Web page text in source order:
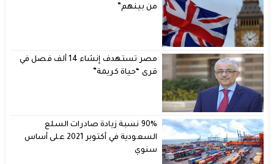
من بينهم”
مصر تستهدف إنشاء 14 ألف فصل في
قرى “حياة كريمة”
90% نسبة زيادة صادرات السلع
السعودية في أكتوبر 2021 على أساس
سنوي